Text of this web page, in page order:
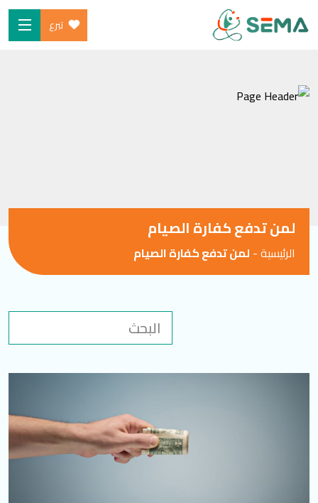
content
تبرع
من نحن
الأخبار والموارد
المدونة
تسجيل الدخول
لمن تدفع كفارة الصيام
الرئيسية- لمن تدفع كفارة الصيام